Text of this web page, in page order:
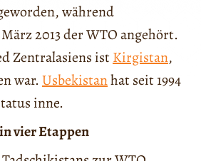
während
2013 der WTO angehört.
Zentralasiens istKirgistan,
war.Usbekistanhat seit 1994
inne.
vier Etappen